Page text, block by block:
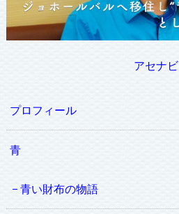
アセナビ
プロフィール
青
青い財布の物語